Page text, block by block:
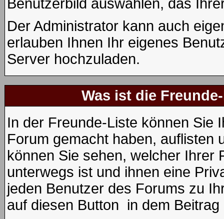
Benutzerbild auswählen, das
Der Administrator kann auch
erlauben Ihnen Ihr eigenes
Server hochzuladen.
Was ist die
In der Freunde-Liste können Sie
Forum gemacht haben, auflisten
können Sie sehen, welcher Ihrer
unterwegs ist und ihnen eine
jeden Benutzer des Forums zu
auf diesen Button in dem